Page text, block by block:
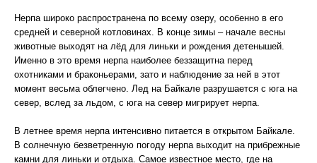
Нерпа широко распространена по всему озеру, особенно в его
средней и северной котловинах. В конце зимы – начале весны
животные выходят на лёд для линьки и рождения детенышей.
Именно в это время нерпа наиболее беззащитна перед
охотниками и браконьерами, зато и наблюдение за ней в этот
момент весьма облегчено. Лед на Байкале разрушается с юга на
север, вслед за льдом, с юга на север мигрирует нерпа.
В летнее время нерпа интенсивно питается в открытом Байкале.
В солнечную безветренную погоду нерпа выходит на прибрежные
камни для линьки и отдыха. Самое известное место, где на